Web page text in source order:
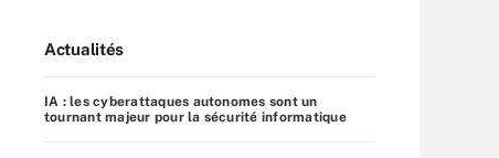
Actualités
IA : les cyberattaques autonomes sont un
tournant majeur pour la sécurité informatique